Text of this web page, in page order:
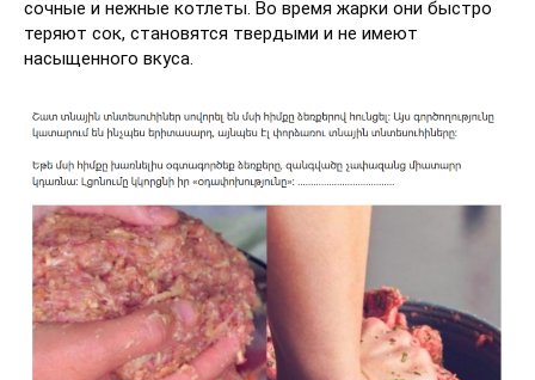
сочные и нежные котлеты. Во время жарки они быстро
теряют сок, становятся твердыми и не имеют
насыщенного вкуса.